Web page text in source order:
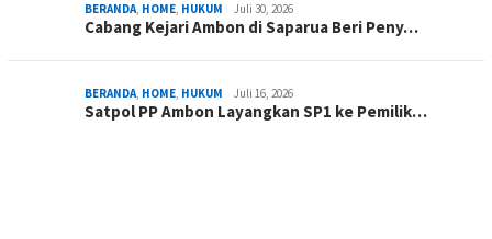
BERANDA, HOME, HUKUM Juli 30, 2026
Cabang Kejari Ambon di Saparua Beri Peny…
BERANDA, HOME, HUKUM Juli 16, 2026
Satpol PP Ambon Layangkan SP1 ke Pemilik…